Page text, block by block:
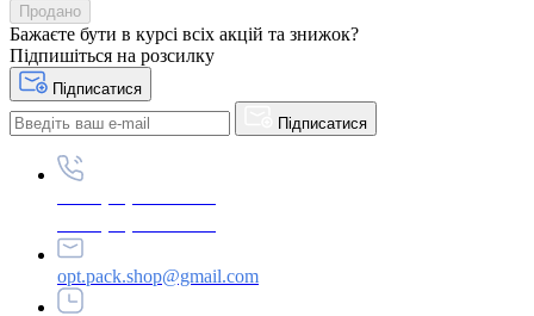
Продано
Бажаєте бути в курсі всіх акцій та знижок?
Підпишіться на розсилку
Підписатися
Підписатися
opt.pack.shop@gmail.com